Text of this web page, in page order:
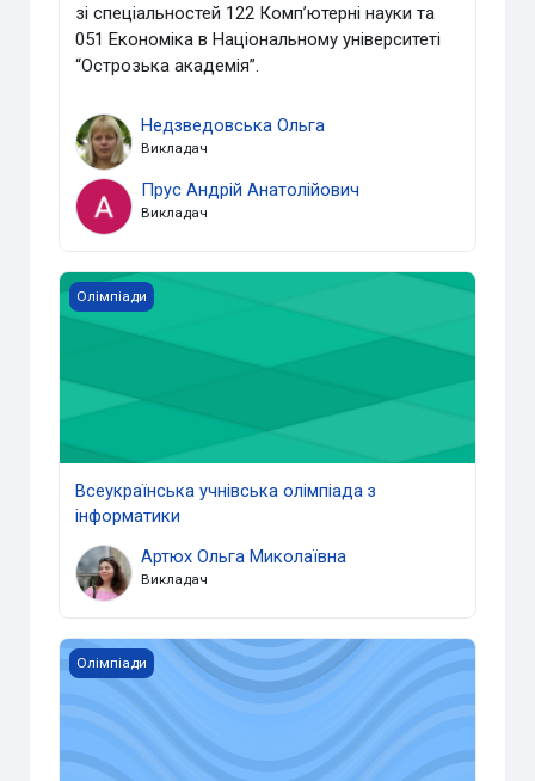
зіспеціальностей 122 Комп’ютерні науки та
051 Економіка в Національномууніверситеті
“Острозька академія”.
Недзведовська Ольга
Викладач
Прус Андрій Анатолійович
Викладач
Всеукраїнська учнівська олімпіада з інформатики
Олімпіади
Всеукраїнська учнівська олімпіада з
інформатики
Артюх Ольга Миколаївна
Викладач
Студентська олімпіада з академічної доброчесності
Олімпіади